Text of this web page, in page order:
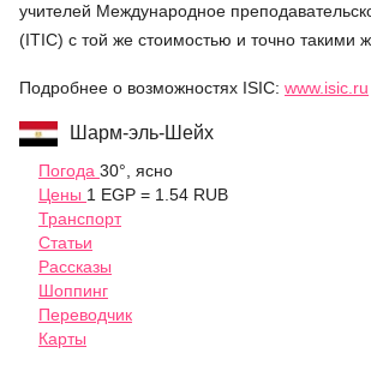
учителей Международное
(ITIC) с той же стоимостью и точно такими
Подробнее о возможностях ISIC: www.isic.ru
Шарм-эль-Шейх
Погода 30°, ясно
Цены 1 EGP = 1.54 RUB
Транспорт
Статьи
Рассказы
Шоппинг
Переводчик
Карты